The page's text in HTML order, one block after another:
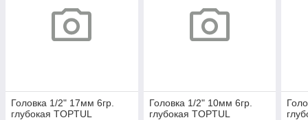
Головка 1/2" 17мм 6гр.
глубокая TOPTUL
Головка 1/2" 10мм 6гр.
глубокая TOPTUL